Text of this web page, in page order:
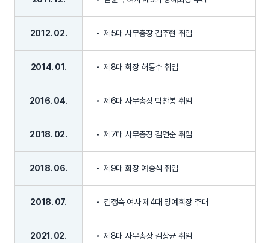
2012. 02. 제5대 사무총장 김주현 취임
2014. 01. 제8대 회장 허동수 취임
2016. 04. 제6대 사무총장 박찬봉 취임
2018. 02. 제7대 사무총장 김연순 취임
2018. 06. 제9대 회장 예종석 취임
2018. 07. 김정숙 여사 제4대 명예회장 추대
2021. 02. 제8대 사무총장 김상균 취임